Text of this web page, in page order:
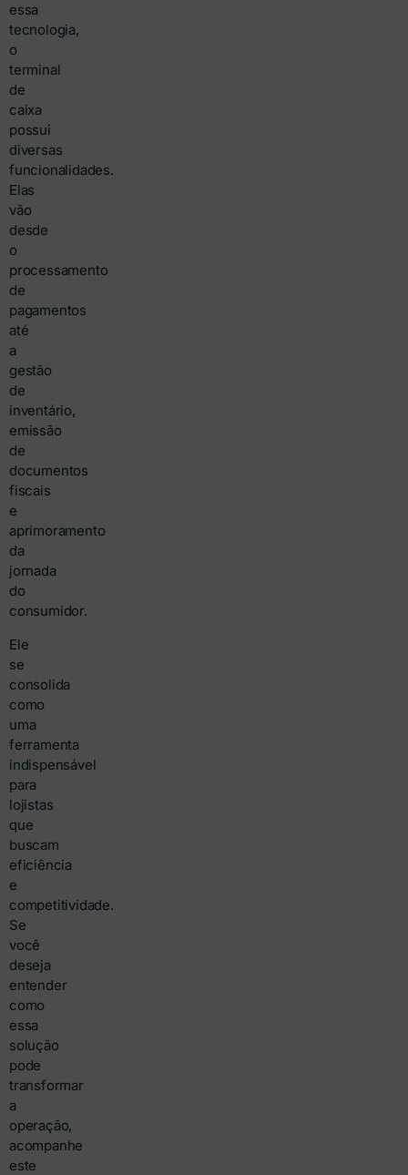
essa
tecnologia,
o
terminal
de
caixa
possui
diversas
funcionalidades.
Elas
vão
desde
o
processamento
de
pagamentos
até
a
gestão
de
inventário,
emissão
de
documentos
fiscais
e
aprimoramento
da
jornada
do
consumidor.
Ele
se
consolida
como
uma
ferramenta
indispensável
para
lojistas
que
buscam
eficiência
e
competitividade.
Se
você
deseja
entender
como
essa
solução
pode
transformar
a
operação,
acompanhe
este